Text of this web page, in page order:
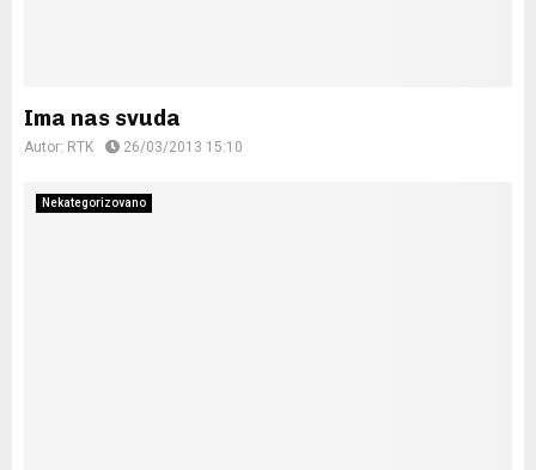
Ima nas svuda
Autor: RTK 26/03/2013 15:10
Nekategorizovano